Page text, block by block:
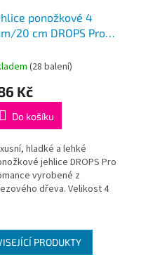
ponožkové 4
20 cm DROPS Pro
(28 balení)
Kč
Do košíku
hladké a lehké
jehlice DROPS Pro
vyrobené z
dřeva. Velikost 4
PRODUKTY